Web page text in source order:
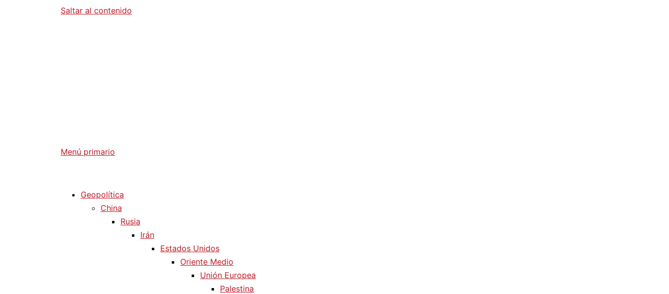
Saltar al contenido
Menú primario
Geopolítica
China
Rusia
Irán
Estados Unidos
Oriente Medio
Unión Europea
Palestina